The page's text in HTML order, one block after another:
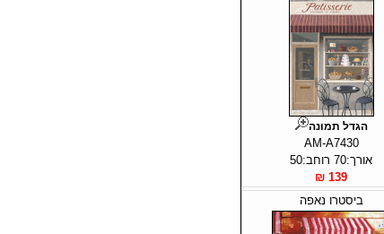
הגדל תמונה
AM-A7430
אורך:70 רוחב:50
139 ₪
ביסטרו נאפה